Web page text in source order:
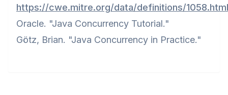
https://cwe.mitre.org/data/definitions/1058.html
Oracle. "Java Concurrency Tutorial."
Götz, Brian. "Java Concurrency in Practice."